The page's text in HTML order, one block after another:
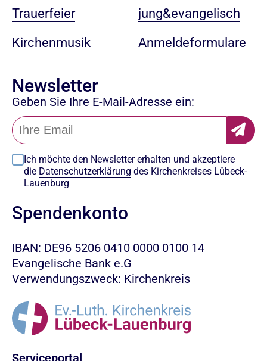
Trauerfeier
Kirchenmusik
jung&evangelisch
Anmeldeformulare
Newsletter
Geben Sie Ihre E-Mail-Adresse ein:
Ich möchte den Newsletter erhalten und akzeptiere
die Datenschutzerklärung des Kirchenkreises Lübeck-
Lauenburg
Spendenkonto
IBAN: DE96 5206 0410 0000 0100 14
Evangelische Bank e.G
Verwendungszweck: Kirchenkreis
Serviceportal